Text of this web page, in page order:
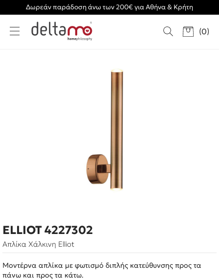
Δωρεάν παράδοση άνω των 200€ για Αθήνα & Κρήτη
(0)
ELLIOT 4227302
Απλίκα Χάλκινη Elliot
Μοντέρνα απλίκα με φωτισμό διπλής κατεύθυνσης προς τα
πάνω και προς τα κάτω.